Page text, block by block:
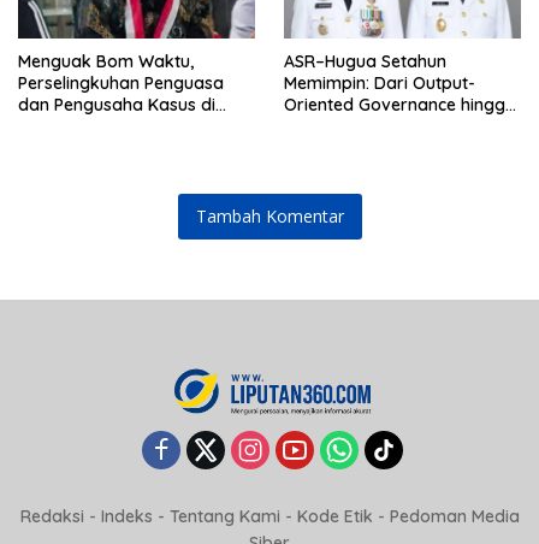
‎Menguak Bom Waktu,
Perselingkuhan Penguasa
dan Pengusaha Kasus di
ASR–Hugua Setahun
Memimpin: Dari Output-
Oriented Governance hingga
Tambah Komentar
Redaksi - Indeks - Tentang Kami - Kode Etik - Pedoman Media